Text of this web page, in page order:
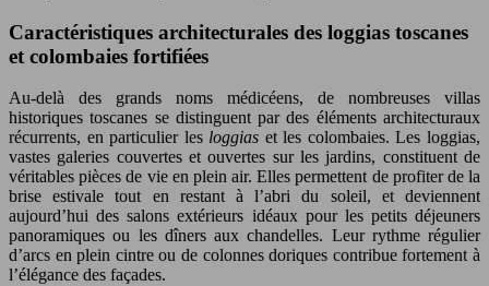
Caractéristiques architecturales des loggias toscanes
et colombaies fortifiées
Au-delà des grands noms médicéens, de nombreuses villas
historiques toscanes se distinguent par des éléments architecturaux
récurrents, en particulier les loggias et les colombaies. Les loggias,
vastes galeries couvertes et ouvertes sur les jardins, constituent de
véritables pièces de vie en plein air. Elles permettent de profiter de la
brise estivale tout en restant à l’abri du soleil, et deviennent
aujourd’hui des salons extérieurs idéaux pour les petits déjeuners
panoramiques ou les dîners aux chandelles. Leur rythme régulier
d’arcs en plein cintre ou de colonnes doriques contribue fortement à
l’élégance des façades.